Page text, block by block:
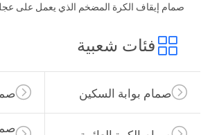
صمام إيقاف الكرة المضخم الذي يعمل على
فئات شعبية
صمام بوابة السكين